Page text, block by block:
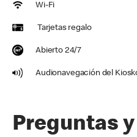
Wi-Fi
Tarjetas regalo
Abierto 24/7
Audionavegación del
Preguntas